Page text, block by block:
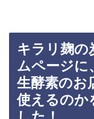
キラリ麹の
ムページに
生酵素のお
使えるのか